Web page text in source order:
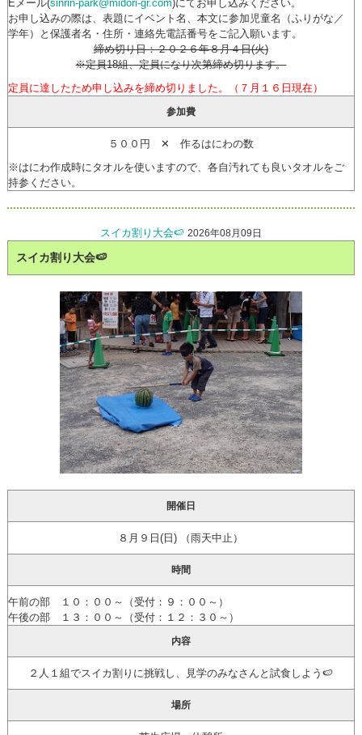
Eメール(sinrin-park@midori-gr.com)にてお申し込みください。
お申し込みの際は、表題にイベント名、本文に参加児童名（ふりがな／
学年）と保護者名・住所・連絡先電話番号をご記入願います。
締め切り日：２０２６年８月４日(火)
※定員18組、定員になり次第締め切ります。
定員に達したため申し込みを締め切りました。（７月１６日現在）
参加費
５００円 ✕ 作るはにわの数
※はにわ作成時にタオルを使いますので、各自汚れても良いタオルをご
持参ください。
スイカ割り大会🍉 2026年08月09日
スイカ割り大会🍉
開催日
８月９日(日) （雨天中止）
時間
午前の部 １０：００～（受付：９：００～）
午後の部 １３：００～（受付：１２：３０～）
内容
２人１組でスイカ割りに挑戦し、見学のみなさんと試食しよう🍉
場所